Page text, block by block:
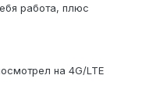
работа, плюс
на 4G/LTE